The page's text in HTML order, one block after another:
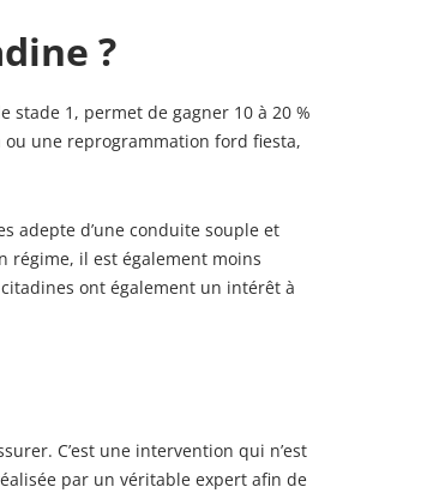
?
1, permet de gagner 10 à 20 %
ou une reprogrammation ford fiesta,
adepte d’une conduite souple et
régime, il est également moins
ont également un intérêt à
C’est une intervention qui n’est
par un véritable expert afin de